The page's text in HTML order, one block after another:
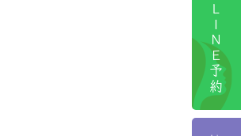
ＬＩＮＥ予約